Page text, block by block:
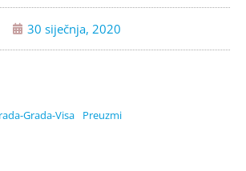
30 siječnja, 2020
Grada-Visa Preuzmi